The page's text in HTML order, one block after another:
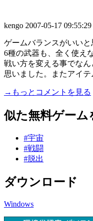
kengo 2007-05-17 09:55:29
ゲームバランスがいいと
6種の武器も、全く使え
戦い方を変える事でな
思いました。またアイ
→もっとコメントを見る
似た無料ゲーム
#宇宙
#戦闘
#脱出
ダウンロード
Windows